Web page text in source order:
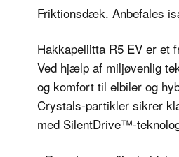
Friktionsdæk. Anbefales
Hakkapeliitta R5 EV er et
Ved hjælp af miljøvenlig
og komfort til elbiler og
Crystals-partikler sikrer
med SilentDrive™-